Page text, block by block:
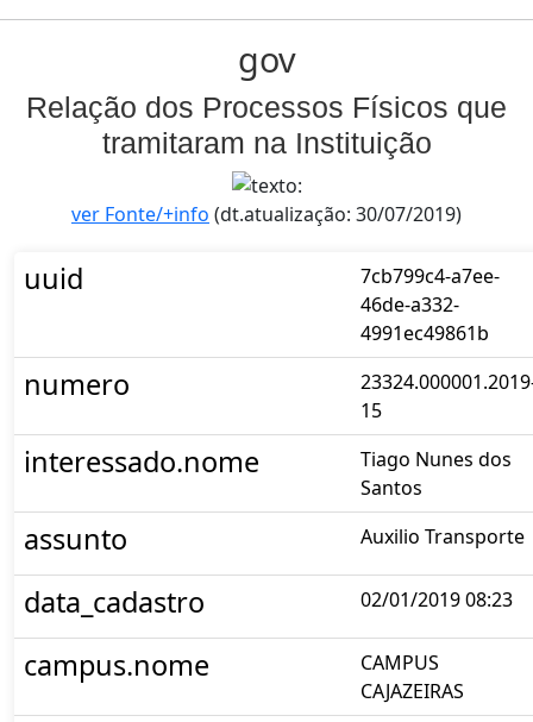
gov
Relação dos Processos Físicos que
tramitaram na Instituição
ver Fonte/+info (dt.atualização: 30/07/2019)
uuid
7cb799c4-a7ee-
46de-a332-
4991ec49861b
numero
15
interessado.nome
Tiago Nunes dos
Santos
assunto Auxilio Transporte
data_cadastro 02/01/2019 08:23
campus.nome
CAMPUS
CAJAZEIRAS